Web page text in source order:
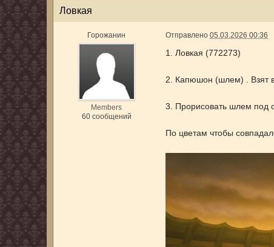
Ловкая
Горожанин
Members
60 сообщений
Отправлено05.03.2026 00:36
1. Ловкая (772273)
2. Капюшон (шлем) . Взят в
3. Прорисовать шлем под
По цветам чтобы